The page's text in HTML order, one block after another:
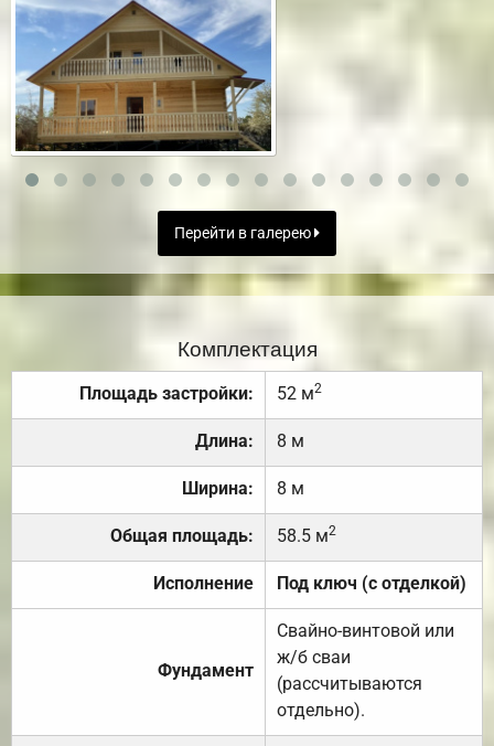
Перейти в галерею
Комплектация
Площадь застройки: 52 м2
Длина: 8 м
Ширина: 8 м
Общая площадь: 58.5 м2
Исполнение Под ключ (с отделкой)
Фундамент
Свайно-винтовой или
ж/б сваи
(рассчитываются
отдельно).